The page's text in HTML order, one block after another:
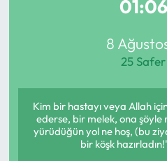
8
25
Kim bir hastayı veya Allah
ederse, bir melek, ona şöyle
yürüdüğün yol ne hoş, (bu
bir köşk
Araştırma-Rapor